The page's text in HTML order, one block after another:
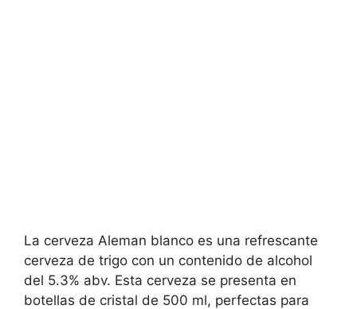
La cerveza Aleman blanco es una refrescante
cerveza de trigo con un contenido de alcohol
del 5.3% abv. Esta cerveza se presenta en
botellas de cristal de 500 ml, perfectas para